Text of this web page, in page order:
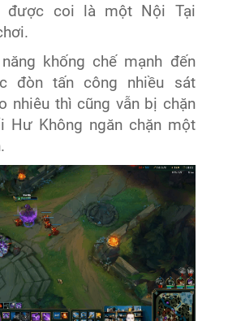
được coi là một Nội Tại
khống chế mạnh đến
đòn tấn công nhiều sát
nhiêu thì cũng vẫn bị chặn
Hư Không ngăn chặn một